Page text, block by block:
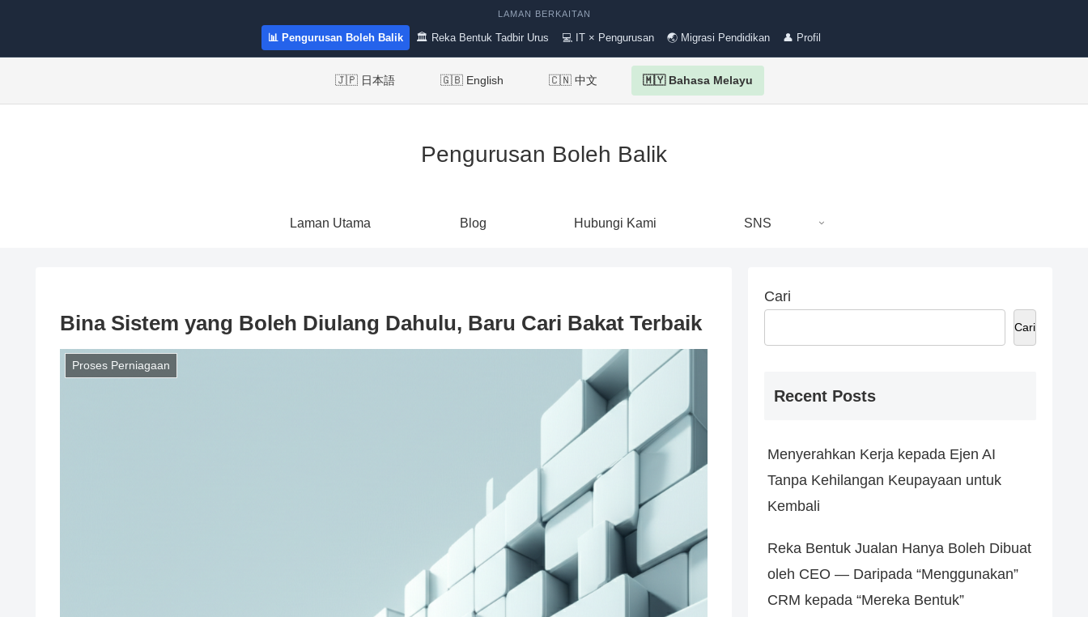
LAMAN BERKAITAN
📊 Pengurusan Boleh Balik 🏛 Reka Bentuk Tadbir Urus 💻 IT × Pengurusan 🌏 Migrasi Pendidikan 👤 Profil
🇯🇵 日本語 🇬🇧 English 🇨🇳 中文 🇲🇾 Bahasa Melayu
Pengurusan Boleh Balik
Laman Utama Blog Hubungi Kami SNS
Bina Sistem yang Boleh Diulang Dahulu, Baru Cari Bakat Terbaik
Proses Perniagaan
Cari
Cari
Recent Posts
Menyerahkan Kerja kepada Ejen AI
Tanpa Kehilangan Keupayaan untuk
Kembali
Reka Bentuk Jualan Hanya Boleh Dibuat
oleh CEO ― Daripada “Menggunakan”
CRM kepada “Mereka Bentuk”